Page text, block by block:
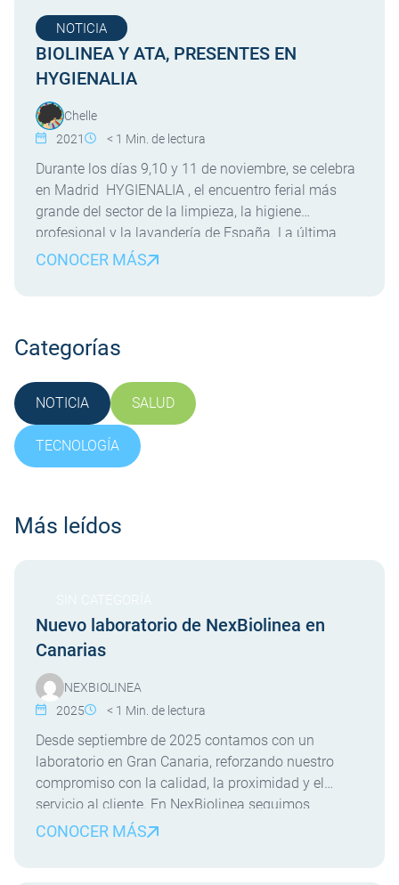
[…]
BIOLINEA Y ATA, PRESENTES EN
HYGIENALIA
NOTICIA
Chelle
2021
< 1 Min. de lectura
Durante los días 9,10 y 11 de noviembre, se celebra
en Madrid HYGIENALIA , el encuentro ferial más
grande del sector de la limpieza, la higiene
profesional y la lavandería de España. La última
edición en 2019 congregó la participación de 141
CONOCER MÁS
Categorías
NOTICIA SALUD
TECNOLOGÍA
Más leídos
Nuevo laboratorio de NexBiolinea en
Canarias
NEXBIOLINEA
2025
< 1 Min. de lectura
Desde septiembre de 2025 contamos con un
laboratorio en Gran Canaria, reforzando nuestro
compromiso con la calidad, la proximidad y el
servicio al cliente. En NexBiolinea seguimos
avanzando en nuestra estrategia de crecimiento y
CONOCER MÁS